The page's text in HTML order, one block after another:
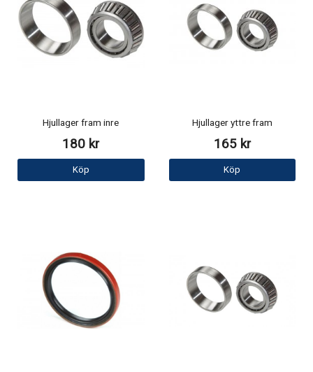
Hjullager fram inre
180 kr
Köp
Hjullager yttre fram
165 kr
Köp